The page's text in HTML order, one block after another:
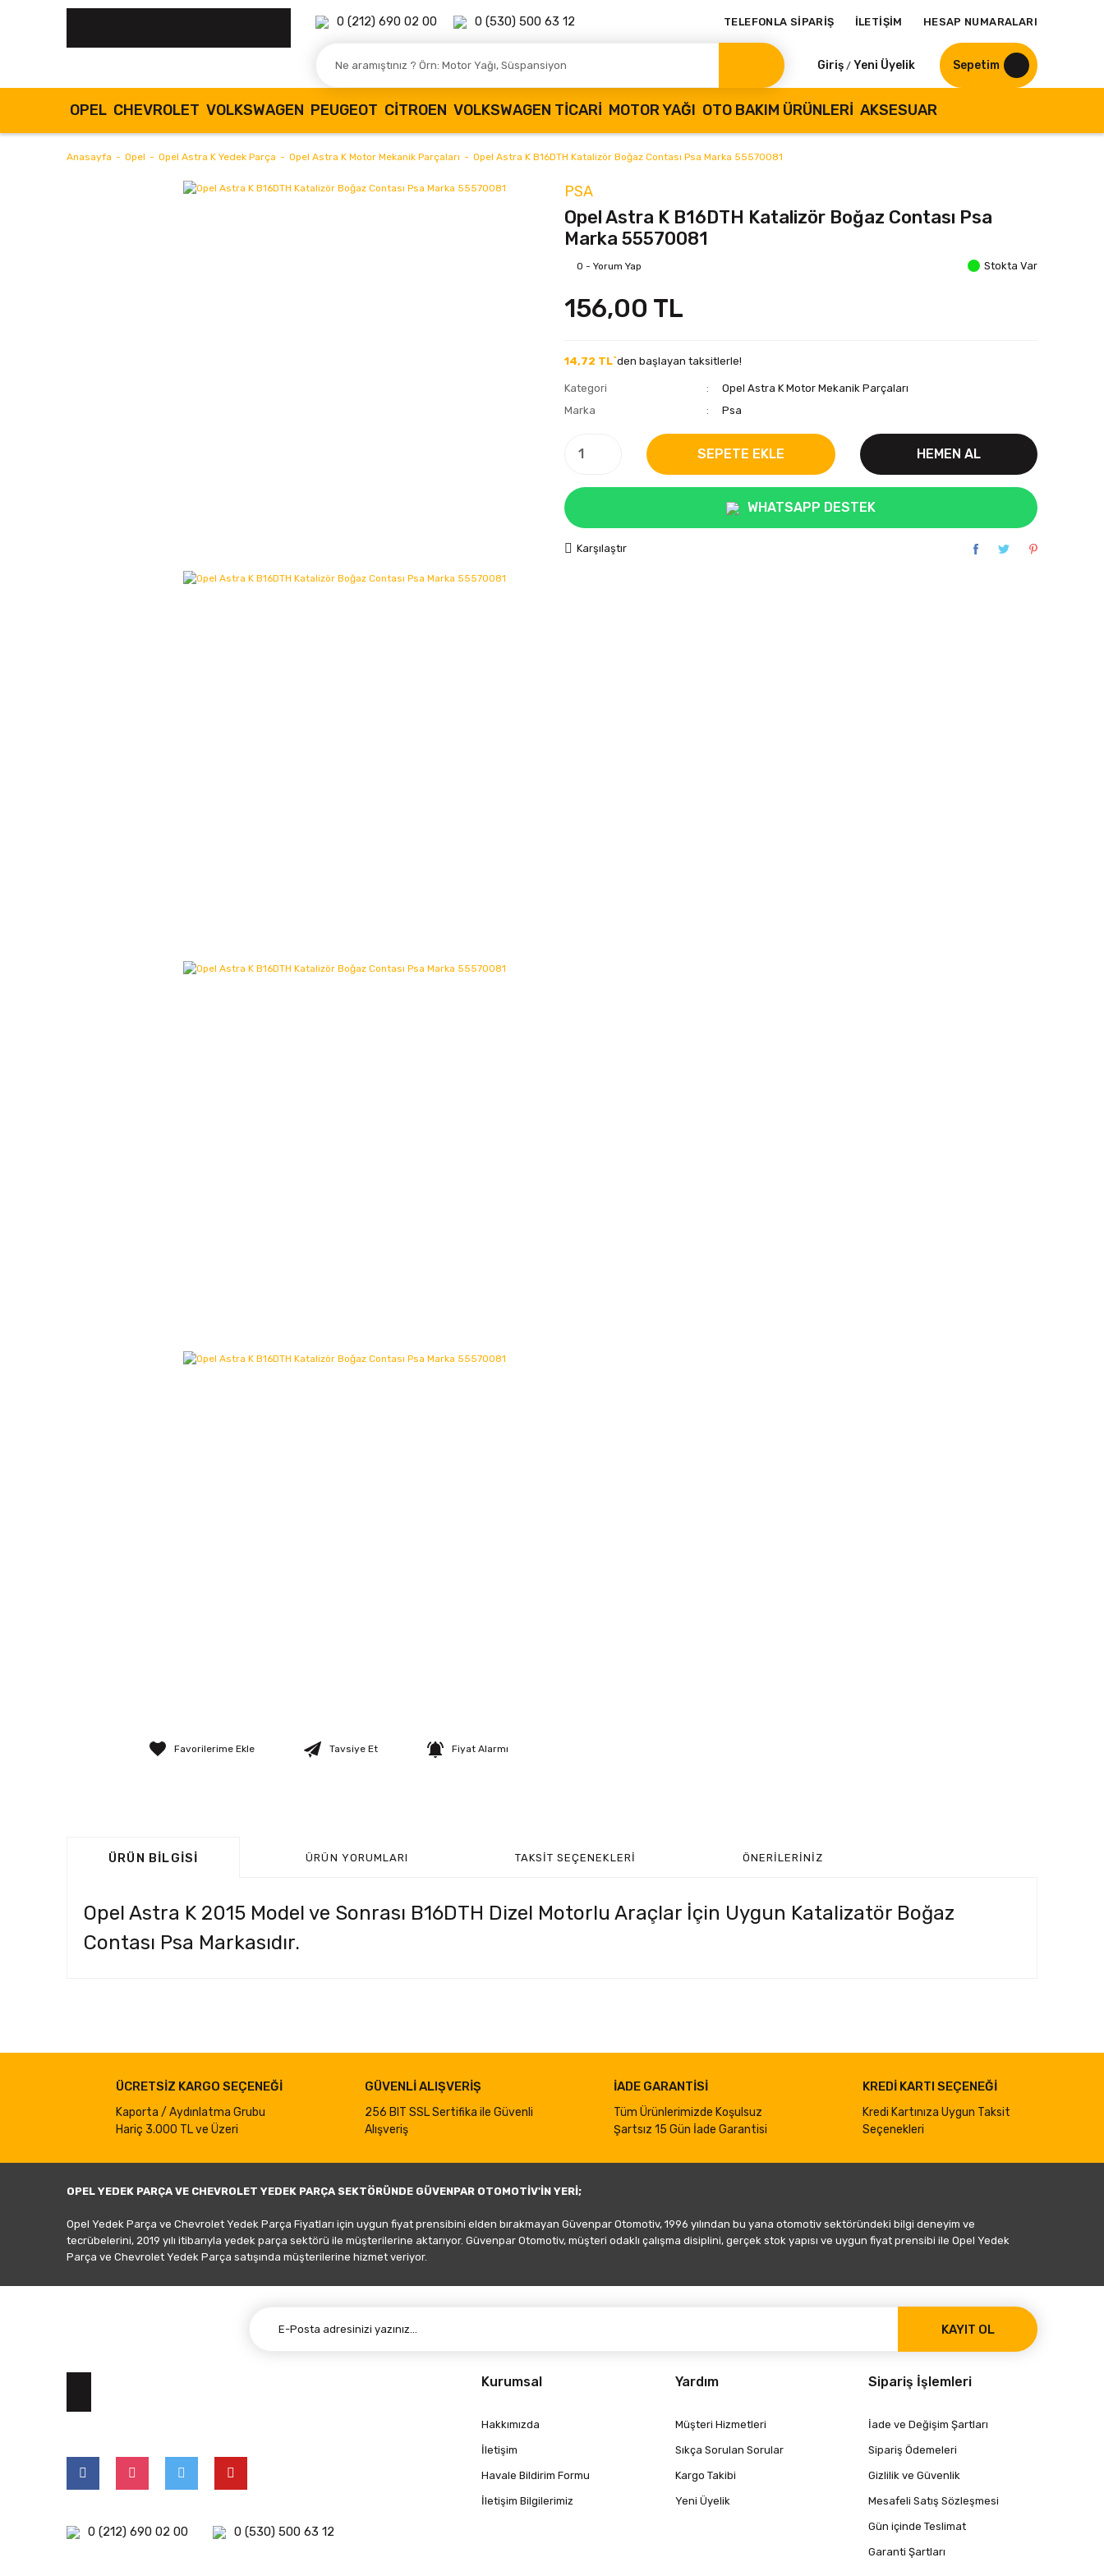
0 (212) 690 02 00 0 (530) 500 63 12 TELEFONLA SİPARİŞ İLETİŞİM HESAP NUMARALARI
Giriş / Yeni Üyelik Sepetim
OPEL CHEVROLET VOLKSWAGEN PEUGEOT CITROEN VOLKSWAGEN TICARI MOTOR YAĞI OTO BAKIM ÜRÜNLERI AKSESUAR
Anasayfa Opel Opel Astra K Yedek Parça Opel Astra K Motor Mekanik Parçaları Opel Astra K B16DTH Katalizör Boğaz Contası Psa Marka 55570081
Tavsiye Et Fiyat Alarmı
PSA
Opel Astra K B16DTH Katalizör Boğaz Contası Psa
Marka 55570081
0 - Yorum Yap Stokta Var
156,00 TL
14,72 TL`den başlayan taksitlerle!
Kategori
Opel Astra K Motor Mekanik Parçaları
Marka
Psa
SEPETE EKLE HEMEN AL
WHATSAPP DESTEK
Karşılaştır
ÜRÜN BILGISI ÜRÜN YORUMLARI TAKSIT SEÇENEKLERI ÖNERILERINIZ
Opel Astra K 2015 Model ve Sonrası B16DTH Dizel Motorlu Araçlar İçin Uygun Katalizatör Boğaz
Contası Psa Markasıdır.
Ürün açıklamasında eksik bilgiler bulunuyor.
Ürün bilgilerinde hatalar bulunuyor.
Ürün fiyatı diğer sitelerden daha pahalı.
ÜCRETSİZ KARGO SEÇENEĞİ
Kaporta / Aydınlatma Grubu
Hariç 3.000 TL ve Üzeri
GÜVENLİ ALIŞVERİŞ
256 BIT SSL Sertifika ile Güvenli
Alışveriş
İADE GARANTİSİ
Tüm Ürünlerimizde Koşulsuz
Şartsız 15 Gün İade Garantisi
KREDİ KARTI SEÇENEĞİ
Kredi Kartınıza Uygun Taksit
Seçenekleri
OPEL YEDEK PARÇA VE CHEVROLET YEDEK PARÇA SEKTÖRÜNDE GÜVENPAR OTOMOTİV'İN YERİ;
Opel Yedek Parça ve Chevrolet Yedek Parça Fiyatları için uygun fiyat prensibini elden bırakmayan Güvenpar Otomotiv, 1996 yılından bu yana otomotiv sektöründeki bilgi deneyim ve
tecrübelerini, 2019 yılı itibarıyla yedek parça sektörü ile müşterilerine aktarıyor. Güvenpar Otomotiv, müşteri odaklı çalışma disiplini, gerçek stok yapısı ve uygun fiyat prensibi ile Opel Yedek
Parça ve Chevrolet Yedek Parça satışında müşterilerine hizmet veriyor.
KAYIT OL
0 (212) 690 02 00 0 (530) 500 63 12
Kurumsal
Hakkımızda
İletişim
Havale Bildirim Formu
İletişim Bilgilerimiz
Yardım
Müşteri Hizmetleri
Sıkça Sorulan Sorular
Kargo Takibi
Yeni Üyelik
Sipariş İşlemleri
İade ve Değişim Şartları
Sipariş Ödemeleri
Gizlilik ve Güvenlik
Mesafeli Satış Sözleşmesi
Gün içinde Teslimat
Garanti Şartları